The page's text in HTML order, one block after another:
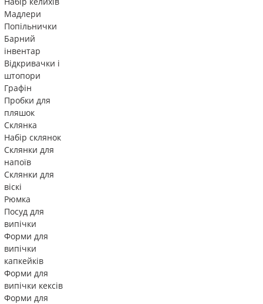
Мадлери
Попільнички
Барний
інвентар
Відкривачки і
штопори
Графін
Пробки для
пляшок
Склянка
Набір склянок
Склянки для
напоїв
Склянки для
віскі
Рюмка
Посуд для
випічки
Форми для
випічки
капкейків
Форми для
випічки кексів
Форми для